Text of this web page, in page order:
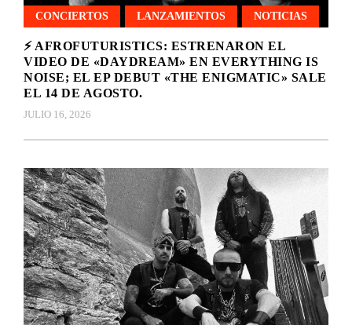
CONCIERTOS LANZAMIENTOS NOTICIAS
⚡ AFROFUTURISTICS: ESTRENARON EL
VIDEO DE «DAYDREAM» EN EVERYTHING IS
NOISE; EL EP DEBUT «THE ENIGMATIC» SALE
EL 14 DE AGOSTO.
JULIO 16, 2026